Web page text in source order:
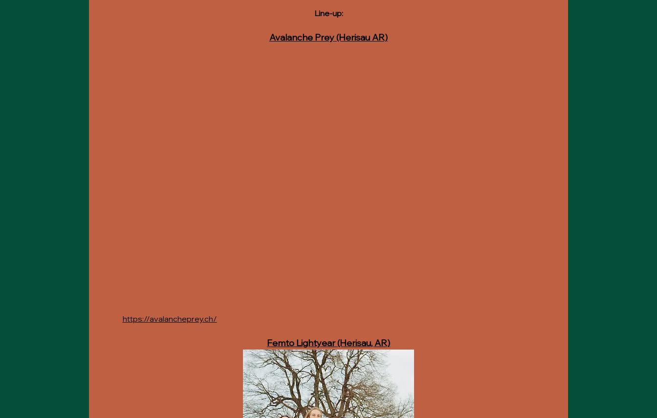
Line-up:
Avalanche Prey (Herisau AR)
https://avalancheprey.ch/
Femto Lightyear (Herisau, AR)